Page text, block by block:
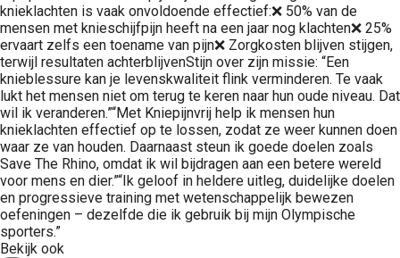
knieklachten is vaak onvoldoende effectief:❌ 50% van de
mensen met knieschijfpijn heeft na een jaar nog klachten❌ 25%
ervaart zelfs een toename van pijn❌ Zorgkosten blijven stijgen,
terwijl resultaten achterblijvenStijn over zijn missie: “Een
knieblessure kan je levenskwaliteit flink verminderen. Te vaak
lukt het mensen niet om terug te keren naar hun oude niveau. Dat
wil ik veranderen.”“Met Kniepijnvrij help ik mensen hun
knieklachten effectief op te lossen, zodat ze weer kunnen doen
waar ze van houden. Daarnaast steun ik goede doelen zoals
Save The Rhino, omdat ik wil bijdragen aan een betere wereld
voor mens en dier.”“Ik geloof in heldere uitleg, duidelijke doelen
en progressieve training met wetenschappelijk bewezen
oefeningen – dezelfde die ik gebruik bij mijn Olympische
sporters.”
Bekijk ook